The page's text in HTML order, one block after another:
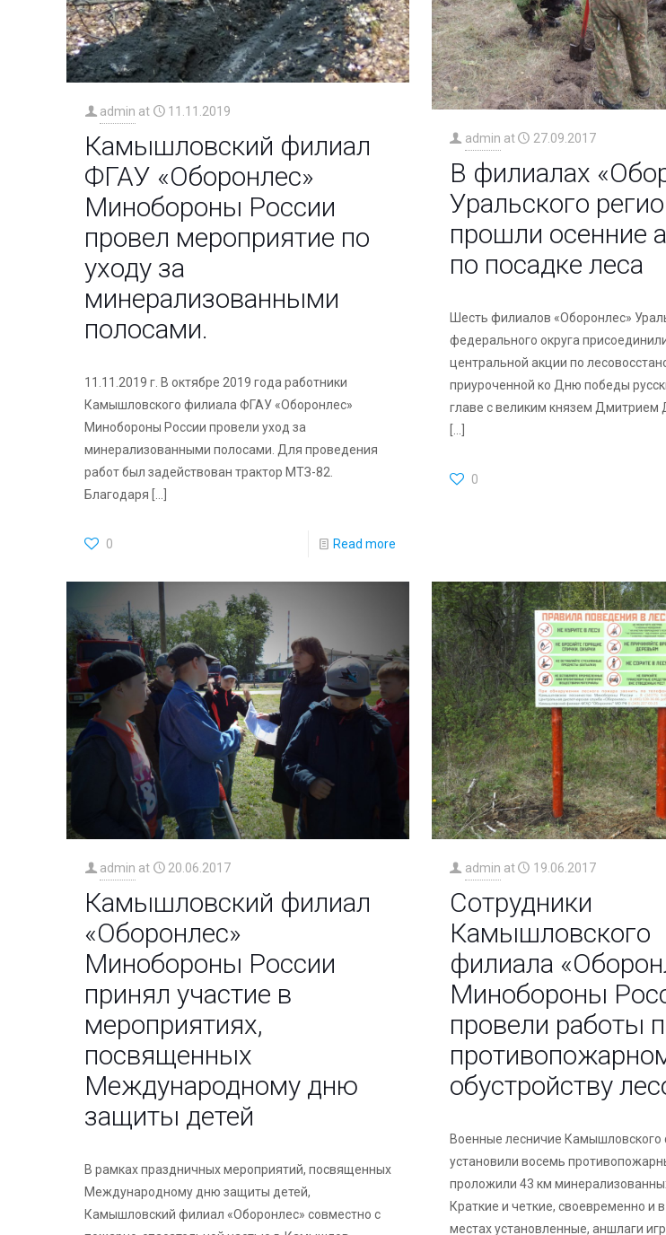
admin at 11.11.2019
Камышловский филиал
ФГАУ «Оборонлес»
Минобороны России
провел мероприятие по
уходу за
минерализованными
полосами.
11.11.2019 г. В октябре 2019 года работники
Камышловского филиала ФГАУ «Оборонлес»
Минобороны России провели уход за
минерализованными полосами. Для проведения
работ был задействован трактор МТЗ-82.
Благодаря
0 Read more
admin at 27.09.2017
В филиалах
Уральского
прошли осенние
по посадке леса
Шесть филиалов «Оборонлес»
федерального округа
центральной акции по
приуроченной ко Дню победы
главе с великим князем Дмитрием
[…]
0
admin at 20.06.2017
Камышловский филиал
«Оборонлес»
Минобороны России
принял участие в
мероприятиях,
посвященных
Международному дню
защиты детей
В рамках праздничных мероприятий, посвященных
Международному дню защиты детей,
Камышловский филиал «Оборонлес» совместно с
admin at 19.06.2017
Сотрудники
Камышловского
филиала
Минобороны
провели работы
обустройству
Военные лесничие Камышловского
установили восемь
проложили 43 км
Краткие и четкие, своевременно и
местах установленные, аншлаги